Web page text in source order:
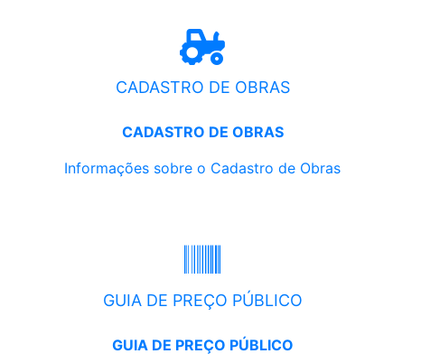
CADASTRO DE OBRAS
CADASTRO DE OBRAS
Informações sobre o Cadastro de Obras
GUIA DE PREÇO PÚBLICO
GUIA DE PREÇO PÚBLICO